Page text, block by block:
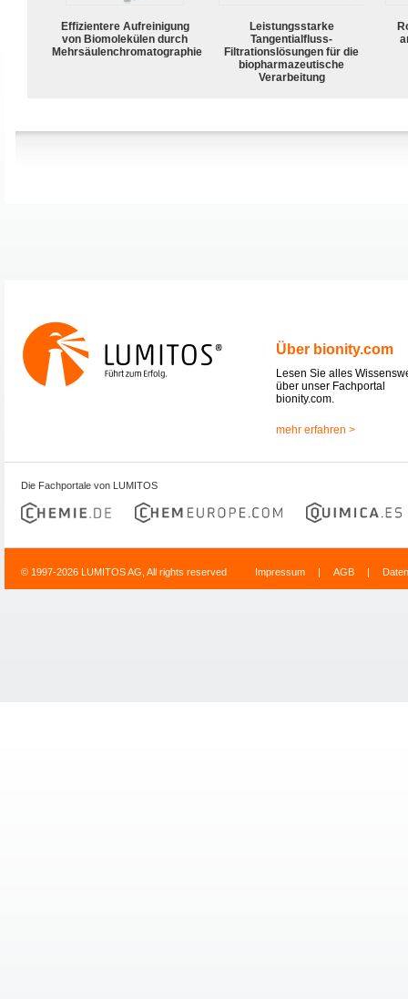
Effizientere Aufreinigung
von Biomolekülen durch
Mehrsäulenchromatographie
Leistungsstarke
Tangentialfluss-
Filtrationslösungen für die
biopharmazeutische
Verarbeitung
Über bionity.com
Lesen Sie alles
über unser Fachportal
bionity.com.
mehr erfahren >
Die Fachportale von LUMITOS
© 1997-2026 LUMITOS AG, All rights reserved Impressum | AGB |